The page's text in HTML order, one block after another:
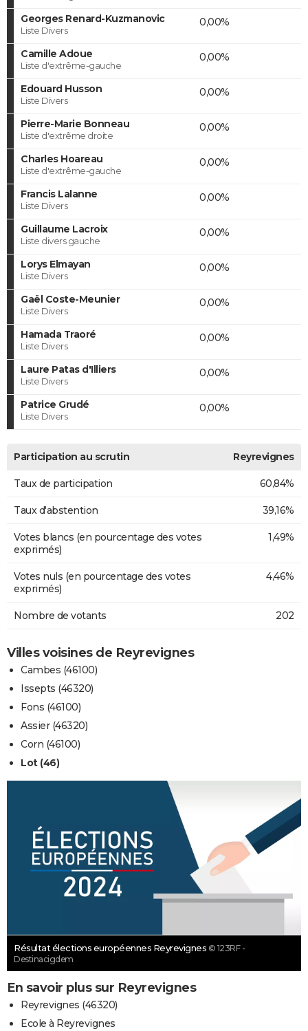
Georges Renard-Kuzmanovic
Liste Divers
0,00%
Camille Adoue
Liste d'extrême-gauche
0,00%
Edouard Husson
Liste Divers
0,00%
Pierre-Marie Bonneau
Liste d'extrême droite
0,00%
Charles Hoareau
Liste d'extrême-gauche
0,00%
Francis Lalanne
Liste Divers
0,00%
Guillaume Lacroix
Liste divers gauche
0,00%
Lorys Elmayan
Liste Divers
0,00%
Gaël Coste-Meunier
Liste Divers
0,00%
Hamada Traoré
Liste Divers
0,00%
Laure Patas d'Illiers
Liste Divers
0,00%
Patrice Grudé
Liste Divers
0,00%
Participation au scrutin Reyrevignes
Taux de participation 60,84%
Taux d'abstention 39,16%
Votes blancs (en pourcentage des votes
exprimés)
1,49%
Votes nuls (en pourcentage des votes
exprimés)
4,46%
Nombre de votants 202
Villes voisines de Reyrevignes
Cambes (46100)
Issepts (46320)
Fons (46100)
Assier (46320)
Corn (46100)
Lot (46)
Résultat élections européennes Reyrevignes © 123RF -
Destinacigdem
En savoir plus sur Reyrevignes
Reyrevignes (46320)
Ecole à Reyrevignes